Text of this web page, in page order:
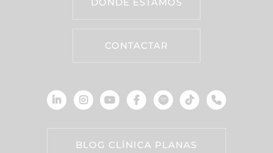
CONTACTAR
BLOG CLÍNICA PLANAS